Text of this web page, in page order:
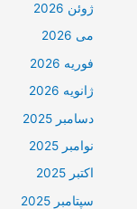
ژوئن 2026
می 2026
فوریه 2026
ژانویه 2026
دسامبر 2025
نوامبر 2025
اکتبر 2025
سپتامبر 2025